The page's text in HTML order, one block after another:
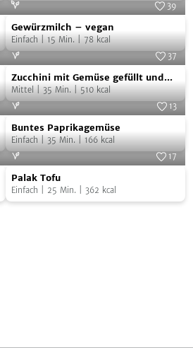
Gewürzmilch
–
vegan
39
Gewürzmilch – vegan
Einfach| 15 Min.| 78kcal
Zucchini
mit
Gemüse
gefüllt
und
Mozzarella
überbacken
iStock.com/GeoRge_ZCU
37
Zucchini mit Gemüse gefüllt und
Mozzarella überbacken
Mittel 35 Min.| 510kcal
Buntes
Paprikagemüse
Foto:
13
Buntes Paprikagemüse
Einfach| 35 Min.| 166kcal
Palak
Tofu
17
Palak Tofu
Einfach 25 Min. 362 kcal